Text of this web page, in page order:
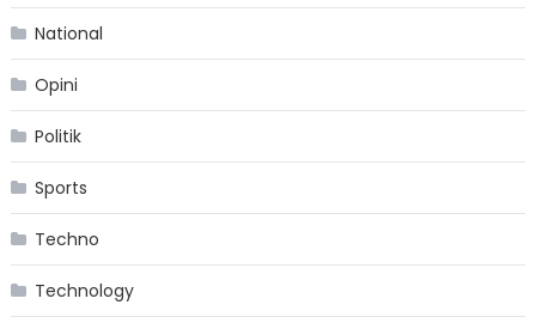
National
Opini
Politik
Sports
Techno
Technology